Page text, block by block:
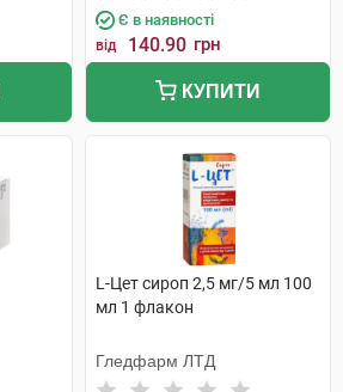
Є в наявності
від 140.90 грн
КУПИТИ
L-Цет сироп 2,5 мг/5 мл 100
мл 1 флакон
Гледфарм ЛТД